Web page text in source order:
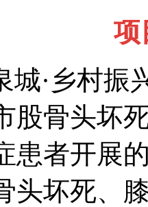
项
城·乡村振
股骨头坏
患者开展
头坏死、